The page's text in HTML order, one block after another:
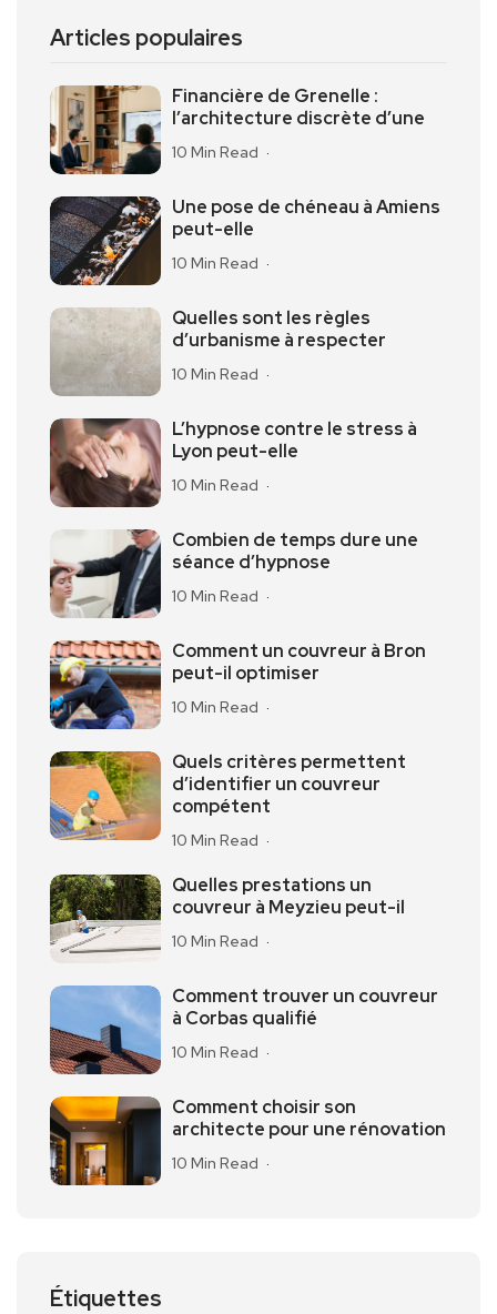
Articles populaires
Financière de Grenelle :
l’architecture discrète d’une
10 Min Read
Une pose de chéneau à Amiens
peut-elle
10 Min Read
Quelles sont les règles
d’urbanisme à respecter
10 Min Read
L’hypnose contre le stress à
Lyon peut-elle
10 Min Read
Combien de temps dure une
séance d’hypnose
10 Min Read
Comment un couvreur à Bron
peut-il optimiser
10 Min Read
Quels critères permettent
d’identifier un couvreur
compétent
10 Min Read
Quelles prestations un
couvreur à Meyzieu peut-il
10 Min Read
Comment trouver un couvreur
à Corbas qualifié
10 Min Read
Comment choisir son
architecte pour une rénovation
10 Min Read
Étiquettes